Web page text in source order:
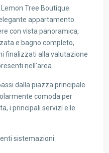
Tree Boutique
appartamento
con vista panoramica,
e bagno completo,
finalizzati alla valutazione
nell’area.
dalla piazza principale
comoda per
i principali servizi e le
sistemazioni: